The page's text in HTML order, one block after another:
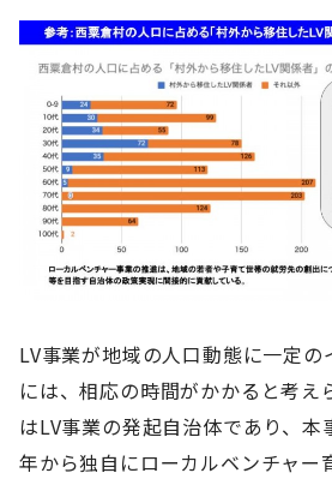
LV事業が地域の人口動態に一定の
には、相応の時間がかかると考え
はLV事業の発起自治体であり、
年から独自にローカルベンチャー